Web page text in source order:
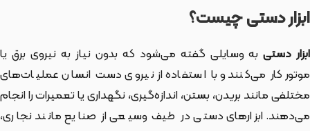
ابزار دستی چیست؟
ابزار دستیبه وسایلی گفته می‌شود که بدون نیاز به نیروی برق یا
موتور کار می‌کنند و با استفاده از نیروی دست انسان عملیات‌های
مختلفی مانند بریدن، بستن، اندازه‌گیری، نگهداری یا تعمیرات را انجام
می‌دهند. ابزارهای دستی در طیف وسیعی از صنایع مانند نجاری،